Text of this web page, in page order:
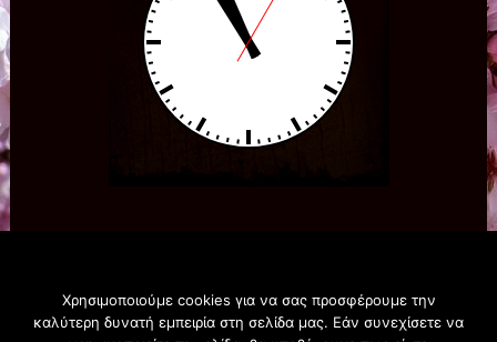
Χρησιμοποιούμε cookies για να σας προσφέρουμε την
καλύτερη δυνατή εμπειρία στη σελίδα μας. Εάν συνεχίσετε να